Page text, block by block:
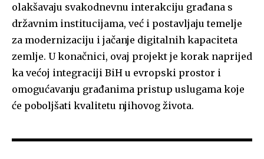
olakšavaju svakodnevnu interakciju građana s
državnim institucijama, već i postavljaju temelje
za modernizaciju i jačanje digitalnih kapaciteta
zemlje. U konačnici, ovaj projekt je korak naprijed
ka većoj integraciji BiH u evropski prostor i
omogućavanju građanima pristup uslugama koje
će poboljšati kvalitetu njihovog života.